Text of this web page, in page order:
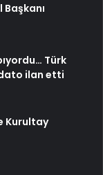
Başkanı
Türk
ilan etti
Kurultay